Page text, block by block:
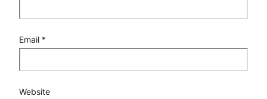
Email *
Website